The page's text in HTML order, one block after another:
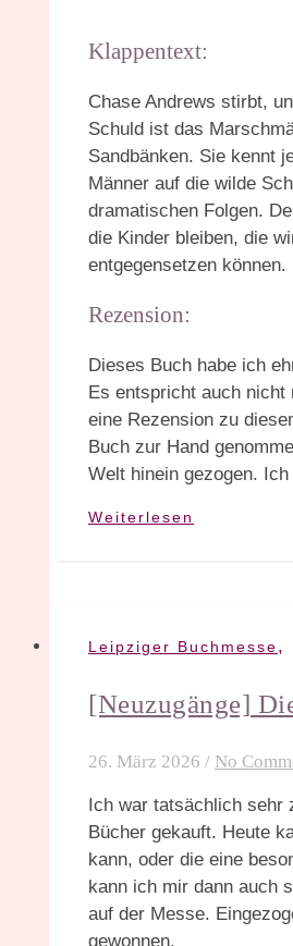
Klappentext:
Chase Andrews stirbt,
Schuld ist das
Sandbänken. Sie kennt
Männer auf die wilde
dramatischen Folgen.
die Kinder bleiben, die
entgegensetzen können.
Rezension:
Dieses Buch habe ich
Es entspricht auch nicht
eine Rezension zu
Buch zur Hand
Welt hinein gezogen.
Weiterlesen
Leipziger Buchmesse,
[Neuzugänge]
26. März 2026 / No
Ich war tatsächlich sehr
Bücher gekauft. Heute
kann, oder die eine
kann ich mir dann auch
auf der Messe.
gewonnen.